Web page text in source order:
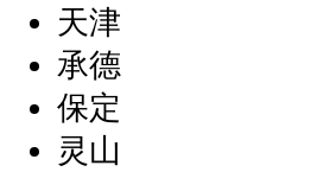
天津
承德
保定
灵山